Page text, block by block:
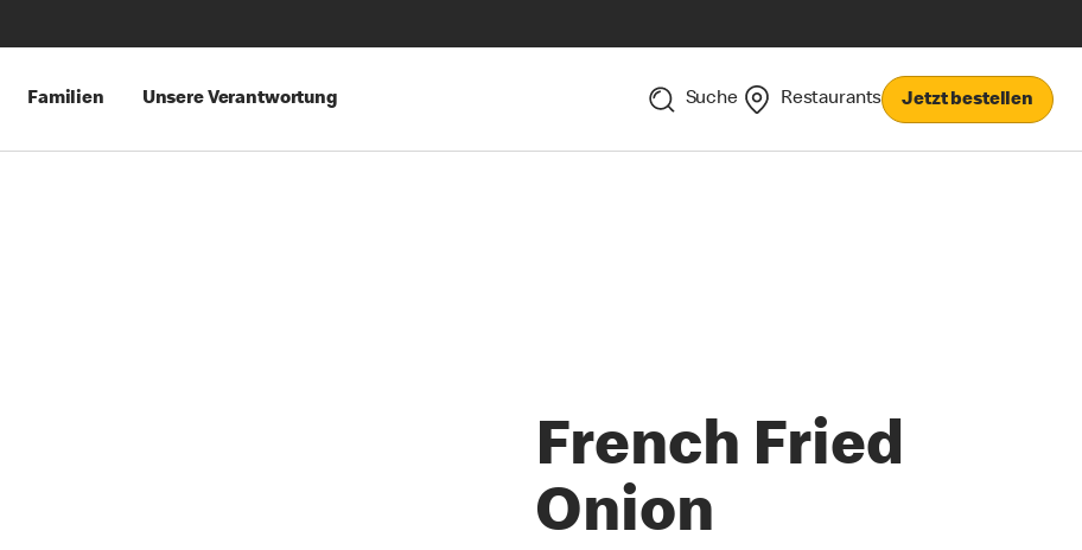
Familien Unsere Verantwortung Suche Restaurants Jetzt bestellen
French Fried
Onion